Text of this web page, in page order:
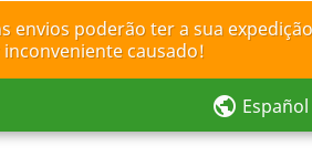
poderão ter a sua
causado!
public Español